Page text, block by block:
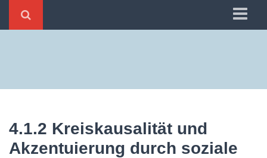
4 Soziales
5 Mediales
4.1.2 Kreiskausalität und
Akzentuierung durch soziale